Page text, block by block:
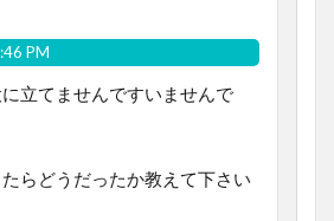
PM
立てませんですいませんで
らどうだったか教えて下さい